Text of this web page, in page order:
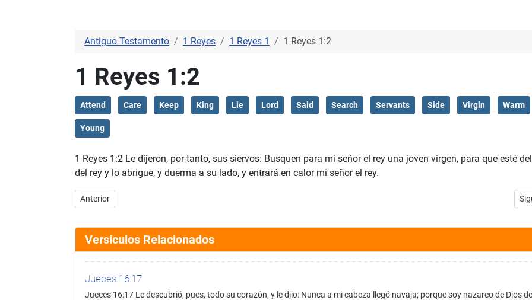
Antiguo Testamento 1 Reyes 1 Reyes 1 1 Reyes 1:2
1 Reyes 1:2
Attend Care Keep King Lie Lord Said Search Servants Side Virgin Warm
Young
1 Reyes 1:2 Le dijeron, por tanto, sus siervos: Busquen para mi señor el rey una joven virgen, para que esté
del rey y lo abrigue, y duerma a su lado, y entrará en calor mi señor el rey.
Artículo anterior: 1 Reyes 1:1
Anterior
Versículos Relacionados
Jueces 16:17
Jueces 16:17 Le descubrió, pues, todo su corazón, y le djio: Nunca a mi cabeza llegó navaja; porque soy nazareo de Dios